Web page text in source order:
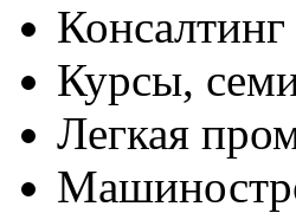
Консалтинг
Курсы,
Легкая